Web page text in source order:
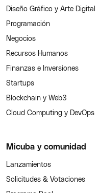
Diseño Gráfico y Arte Digital
Programación
Negocios
Recursos Humanos
Finanzas e Inversiones
Startups
Blockchain y Web3
Cloud Computing y DevOps
Micuba y comunidad
Lanzamientos
Solicitudes & Votaciones